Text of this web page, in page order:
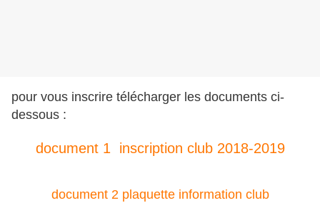
pour vous inscrire télécharger les documents ci-
dessous :
document 1 inscription club 2018-2019
document 2 plaquette information club